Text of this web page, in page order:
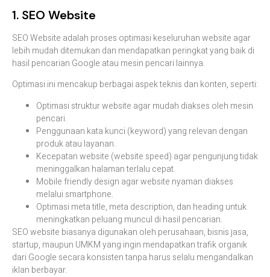
1. SEO Website
SEOWebsite adalah proses optimasi keseluruhanwebsite agar
lebih mudah ditemukan dan mendapatkan peringkatyang baikdi
hasil pencarian Google atau mesin pencari lainnya.
Optimasi ini mencakup berbagai aspekteknis dan konten, seperti:
Optimasi strukturwebsite agarmudah diakses oleh mesin
pencari.
Penggunaan kata kunci (keyword)yang relevan dengan
produkatau layanan.
Kecepatanwebsite (website speed) agarpengunjungtidak
meninggalkan halamanterlalu cepat.
Mobile friendlydesign agarwebsite nyaman diakses
melalui smartphone.
Optimasi metatitle, meta description, dan heading untuk
meningkatkan peluang muncul di hasil pencarian.
SEOwebsite biasanya digunakan oleh perusahaan, bisnis jasa,
startup, maupun UMKMyang ingin mendapatkantrafikorganik
dari Google secara konsistentanpa harus selalu mengandalkan
iklan berbayar.